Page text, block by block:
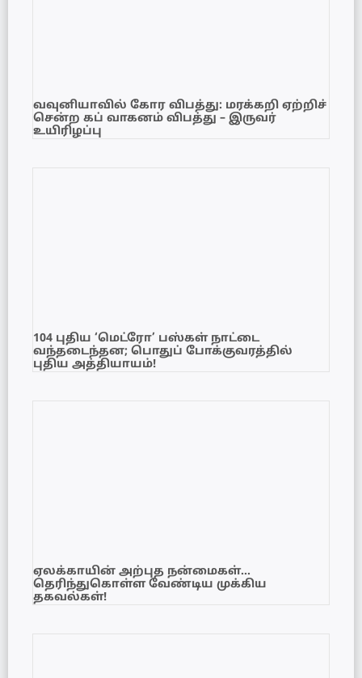
வவுனியாவில் கோர விபத்து: மரக்கறி ஏற்றிச்
சென்ற கப் வாகனம் விபத்து – இருவர்
உயிரிழப்பு
104 புதிய ‘மெட்ரோ’ பஸ்கள் நாட்டை
வந்தடைந்தன; பொதுப் போக்குவரத்தில்
புதிய அத்தியாயம்!
ஏலக்காயின் அற்புத நன்மைகள்…
தெரிந்துகொள்ள வேண்டிய முக்கிய
தகவல்கள்!